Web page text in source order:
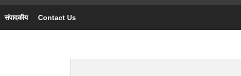
संपादकीय Contact Us